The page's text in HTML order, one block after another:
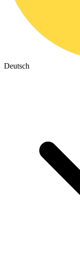
Deutsch